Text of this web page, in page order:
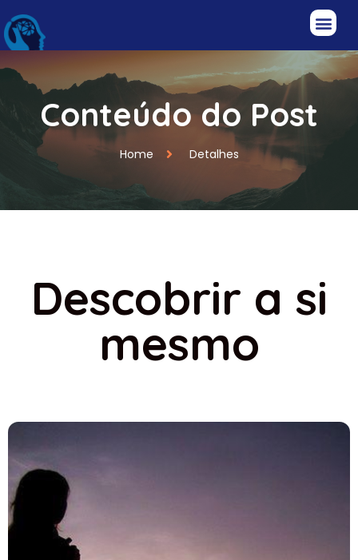
Conteúdo do Post
Home Detalhes
Descobrir a si
mesmo